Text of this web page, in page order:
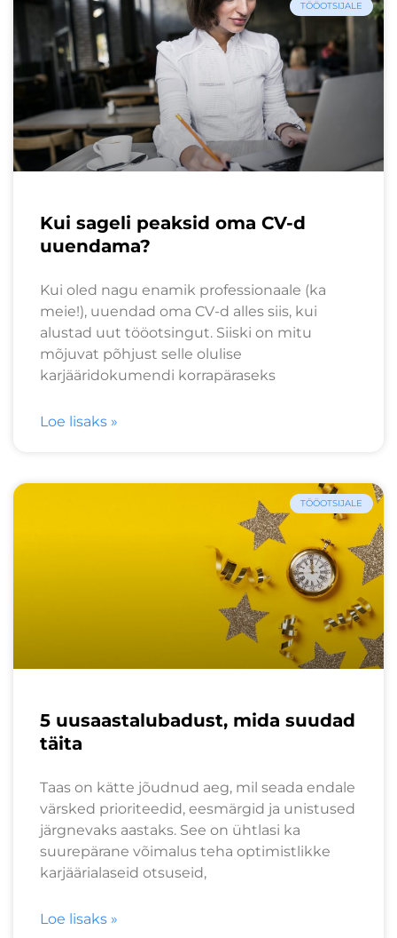
TÖÖOTSIJALE
Kui sageli peaksid oma CV-d
uuendama?
Kui oled nagu enamik professionaale (ka
meie!), uuendad oma CV-d alles siis, kui
alustad uut tööotsingut. Siiski on mitu
mõjuvat põhjust selle olulise
karjääridokumendi korrapäraseks
Loe lisaks »
TÖÖOTSIJALE
5 uusaastalubadust, mida suudad
täita
Taas on kätte jõudnud aeg, mil seada endale
värsked prioriteedid, eesmärgid ja unistused
järgnevaks aastaks. See on ühtlasi ka
suurepärane võimalus teha optimistlikke
karjäärialaseid otsuseid,
Loe lisaks »